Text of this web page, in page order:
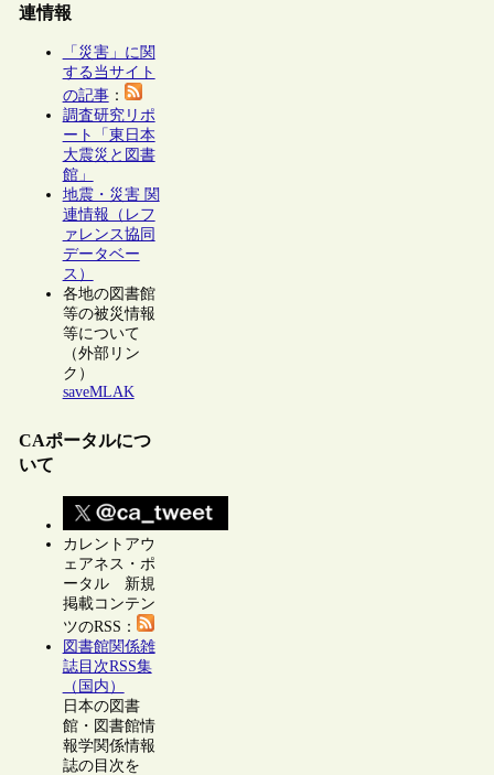
連情報
「災害」に関
する当サイト
の記事：
調査研究リポ
ート「東日本
大震災と図書
館」
地震・災害 関
連情報（レフ
ァレンス協同
データベー
ス）
各地の図書館
等の被災情報
等について
（外部リン
ク）
saveMLAK
CAポータルにつ
いて
カレントアウ
ェアネス・ポ
ータル 新規
掲載コンテン
ツのRSS：
図書館関係雑
誌目次RSS集
（国内）
日本の図書
館・図書館情
報学関係情報
誌の目次を